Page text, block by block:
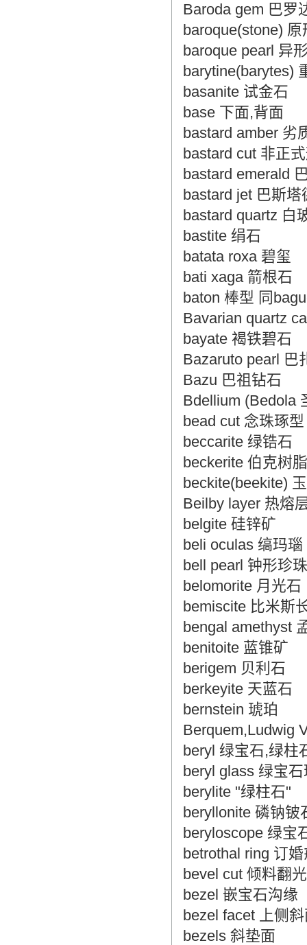
Baroda gem 巴罗
baroque(stone) 原
baroque pearl 异
barytine(barytes)
basanite 试金石
base 下面,背面
bastard amber 劣
bastard cut 非正
bastard emerald
bastard jet 巴斯塔
bastard quartz 白
bastite 绢石
batata roxa 碧玺
bati xaga 箭根石
baton 棒型 同
Bavarian quartz
bayate 褐铁碧石
Bazaruto pearl 巴
Bazu 巴祖钻石
Bdellium (Bedola
bead cut 念珠琢型
beccarite 绿锆石
beckerite 伯克树
beckite(beekite)
Beilby layer 热熔
belgite 硅锌矿
beli oculas 缟玛瑙
bell pearl 钟形珍珠
belomorite 月光石
bemiscite 比米斯
bengal amethyst
benitoite 蓝锥矿
berigem 贝利石
berkeyite 天蓝石
bernstein 琥珀
Berquem,Ludwig
beryl 绿宝石,绿柱
beryl glass 绿宝
berylite "绿柱石"
beryllonite 磷钠铍
beryloscope 绿宝
betrothal ring 订
bevel cut 倾料翻
bezel 嵌宝石沟缘
bezel facet 上侧
bezels 斜垫面